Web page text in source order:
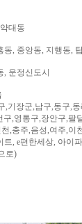
대동
, 중앙동, 지행동,
운정신도시
기장군,남구,동구,
,영통구,장안구,팔
,충주,음성,여주,이
, e편한세상, 아이
로)